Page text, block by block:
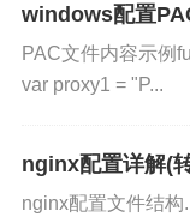
windows配置
PAC文件内容示例
var proxy1 = "P...
nginx配置详解(
nginx配置文件